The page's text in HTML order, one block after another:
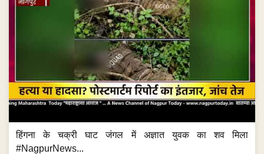
हिंगना के चक्री घाट जंगल में अज्ञात युवक का शव मिला
#NagpurNews...